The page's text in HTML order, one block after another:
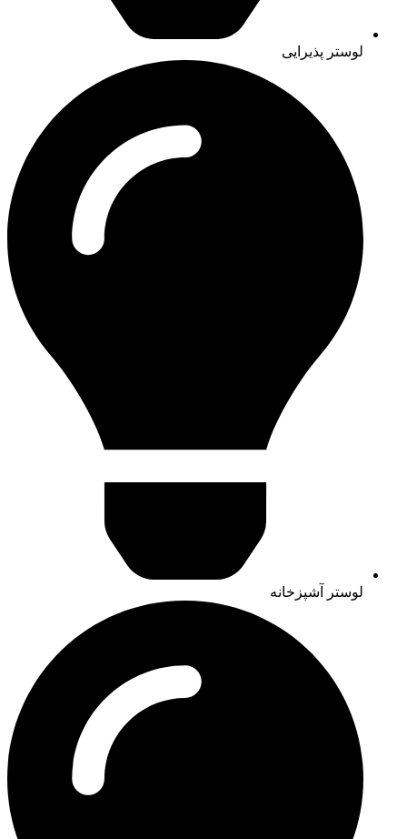
لوستر پذیرایی
لوستر آشپزخانه